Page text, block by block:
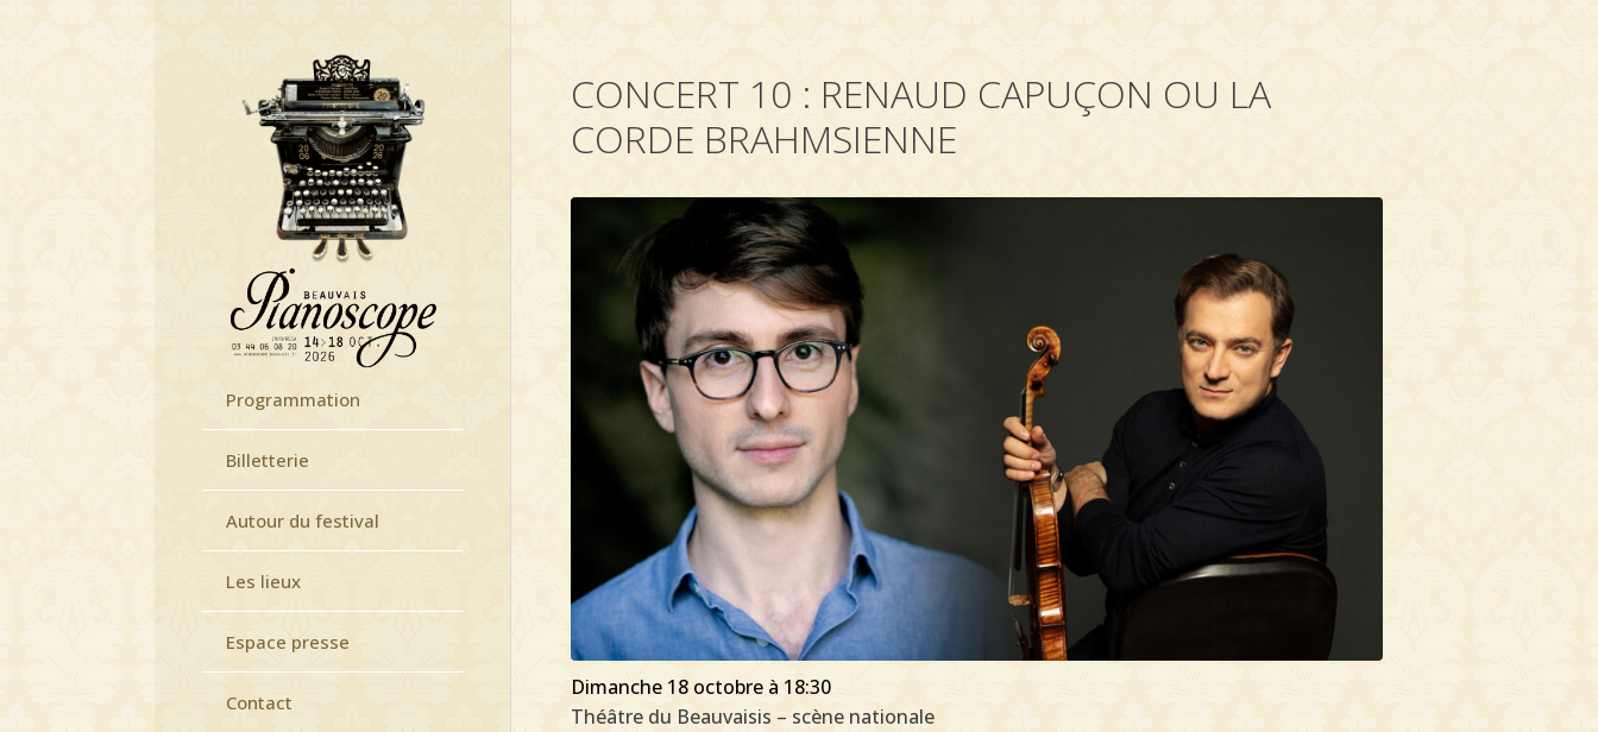
Programmation
Billetterie
Autour du festival
Les lieux
Espace presse
Contact
CONCERT 10 : RENAUD CAPUÇON OU LA
CORDE BRAHMSIENNE
dimanche 18 octobre à 18:30
Théâtre du Beauvaisis – scène nationale